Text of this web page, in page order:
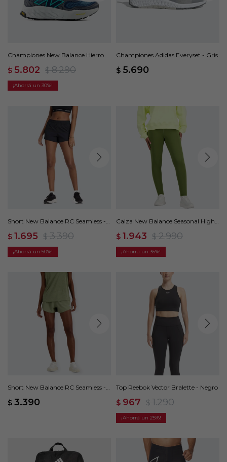
Championes New Balance Hierro
$ 5.802 $ 8.290
30
Championes Adidas Everyset - Gris
$ 5.690
Short New Balance RC Seamless -
$ 1.695 $ 3.390
50
Calza New Balance Seasonal High
$ 1.943 $ 2.990
35
Short New Balance RC Seamless -
$ 3.390
Top Reebok Vector Bralette - Negro
$ 967 $ 1.290
25